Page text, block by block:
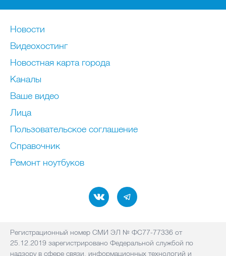
Новости
Видеохостинг
Новостная карта города
Каналы
Ваше видео
Лица
Пользовательское соглашение
Справочник
Ремонт нoутбуков
Регистрационный номер СМИ ЭЛ № ФС77-77336 от
25.12.2019 зарегистрировано Федеральной службой по
надзору в сфере связи, информационных технологий и